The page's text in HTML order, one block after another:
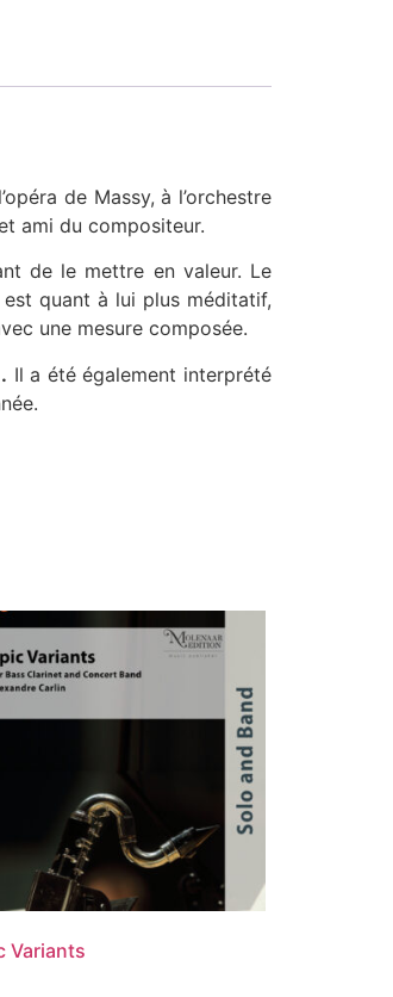
de Massy, à l’orchestre
ami du compositeur.
de le mettre en valeur. Le
quant à lui plus méditatif,
une mesure composée.
Il a été également interprété
Variants